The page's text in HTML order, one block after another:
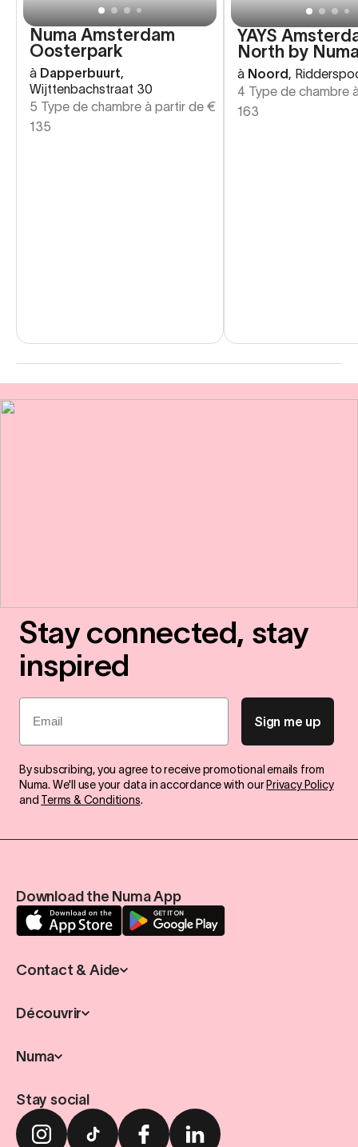
Numa Amsterdam
Oosterpark
à Dapperbuurt,
Wijttenbachstraat 30
5 Type de chambre à partir de €
135
YAYS
North by
à Noord
4 Type de chambre
163
Stay connected, stay
inspired
Email
Sign me up
By subscribing, you agree to receive promotional emails from
Numa. We'll use your data in accordance with our Privacy Policy
and Terms & Conditions.
Download the Numa App
Contact & Aide
Découvrir
Numa
Stay social